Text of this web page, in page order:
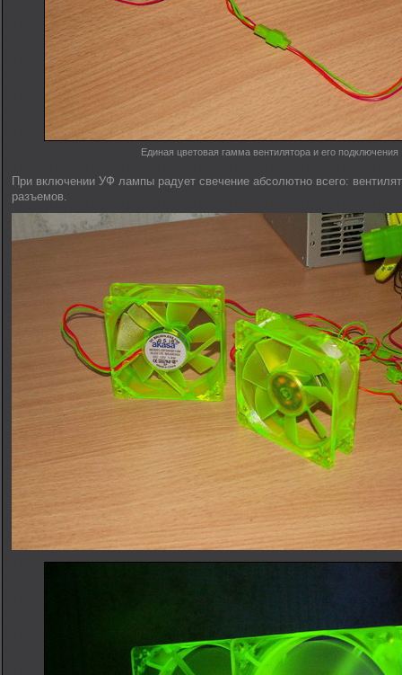
Единая цветовая гамма вентилятора и его подключения
При включении УФ лампы радует свечение абсолютно всего:
разъемов.